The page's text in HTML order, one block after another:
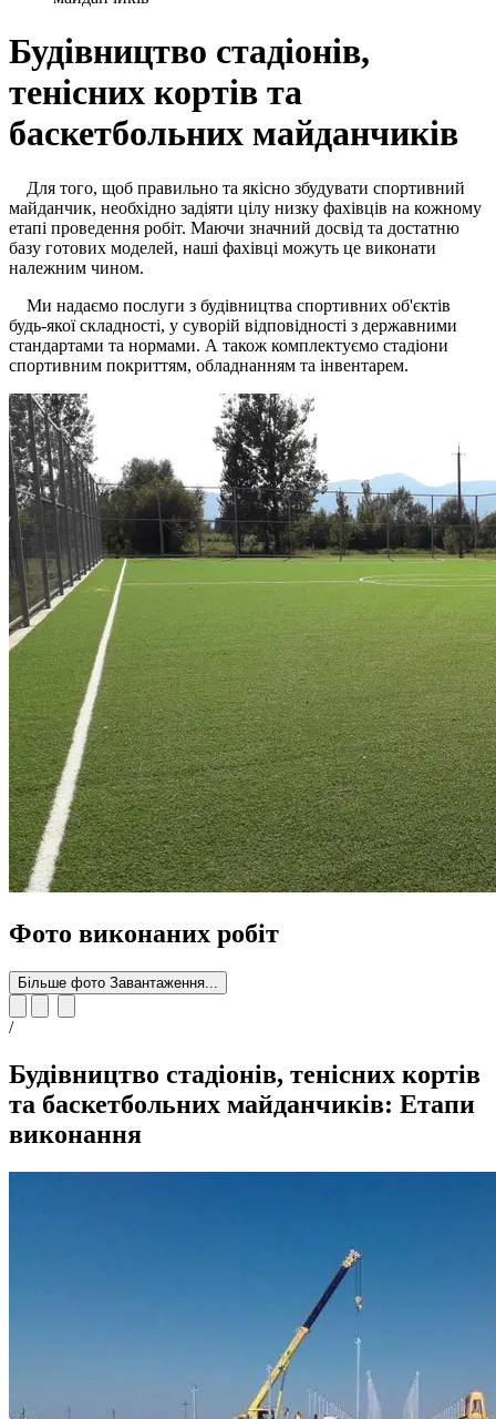
Будівництво стадіонів,
тенісних кортів та
баскетбольних майданчиків
Для того, щоб правильно та якісно збудувати спортивний
майданчик, необхідно задіяти цілу низку фахівців на кожному
етапі проведення робіт. Маючи значний досвід та достатню
базу готових моделей, наші фахівці можуть це виконати
належним чином.
Ми надаємо послуги з будівництва спортивних об'єктів
будь-якої складності, у суворій відповідності з державними
стандартами та нормами. А також комплектуємо стадіони
спортивним покриттям, обладнанням та інвентарем.
Фото виконаних робіт
Більше фото Завантаження...
/
Будівництво стадіонів, тенісних кортів
та баскетбольних майданчиків: Етапи
виконання